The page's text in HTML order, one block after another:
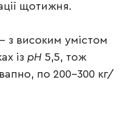
щотижня.
з високим умістом
із рН 5,5, тож
по 200–300 кг/